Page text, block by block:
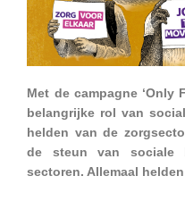
Met de campagne ‘Only
belangrijke rol van
helden van de
de steun van sociale
sectoren. Allemaal